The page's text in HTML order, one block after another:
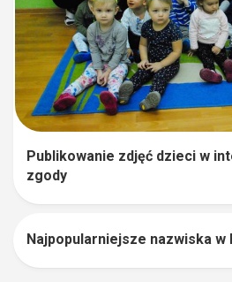
Publikowanie zdjęć dzieci w
zgody
Najpopularniejsze nazwiska w